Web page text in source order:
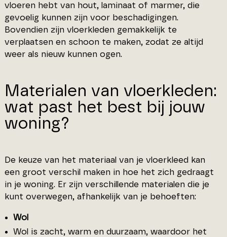
vloeren hebt van hout, laminaat of marmer, die
gevoelig kunnen zijn voor beschadigingen.
Bovendien zijn vloerkleden gemakkelijk te
verplaatsen en schoon te maken, zodat ze altijd
weer als nieuw kunnen ogen.
Materialen van vloerkleden:
wat past het best bij jouw
woning?
De keuze van het materiaal van je vloerkleed kan
een groot verschil maken in hoe het zich gedraagt
in je woning. Er zijn verschillende materialen die je
kunt overwegen, afhankelijk van je behoeften:
Wol
Wol is zacht, warm en duurzaam, waardoor het